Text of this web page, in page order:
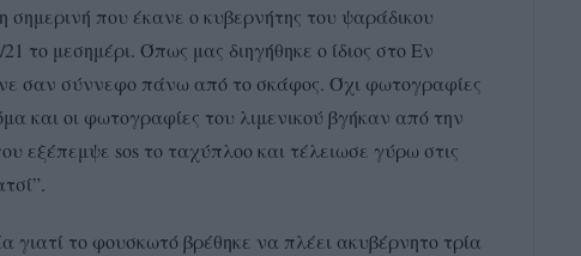
που έκανε ο κυβερνήτης του ψαράδικου
μεσημέρι. Όπως μας διηγήθηκε ο ίδιος στο Εν
σαν σύννεφο πάνω από το σκάφος. Όχι φωτογραφίες
και οι φωτογραφίες του λιμενικού βγήκαν από την
εξέπεμψε sos το ταχύπλοο και τέλειωσε γύρω στις
το φουσκωτό βρέθηκε να πλέει ακυβέρνητο τρία